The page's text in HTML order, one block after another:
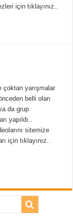
için tıklayınız..
çoktan yarışmalar
belli olan
da grup
yapıldı..
sitemize
için tıklayınız..